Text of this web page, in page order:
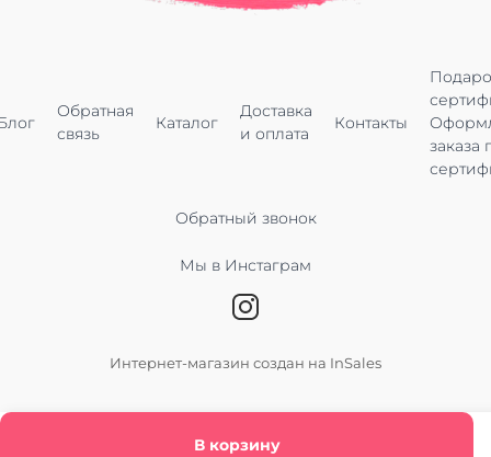
В корзину
Обратная
связь
Каталог
Доставка
и оплата
Контакты
заказа
Обратный звонок
Мы в Инстаграм
Интернет-магазин создан на InSales